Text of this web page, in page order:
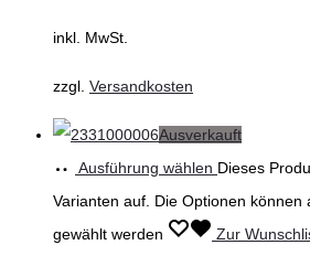
inkl. MwSt.
zzgl. Versandkosten
Ausverkauft
Ausführung wählen Dieses
Varianten auf. Die Optionen können
gewählt werden
Zur